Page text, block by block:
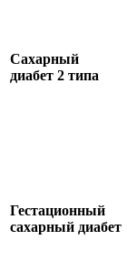
Сахарный
диабет 2 типа
Гестационный
сахарный диабет